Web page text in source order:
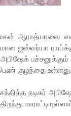
ஆராத்யாவை
ஐஸ்வர்யா
அபிஷேக்
குழந்தை உள்ளது.
நடிகர்